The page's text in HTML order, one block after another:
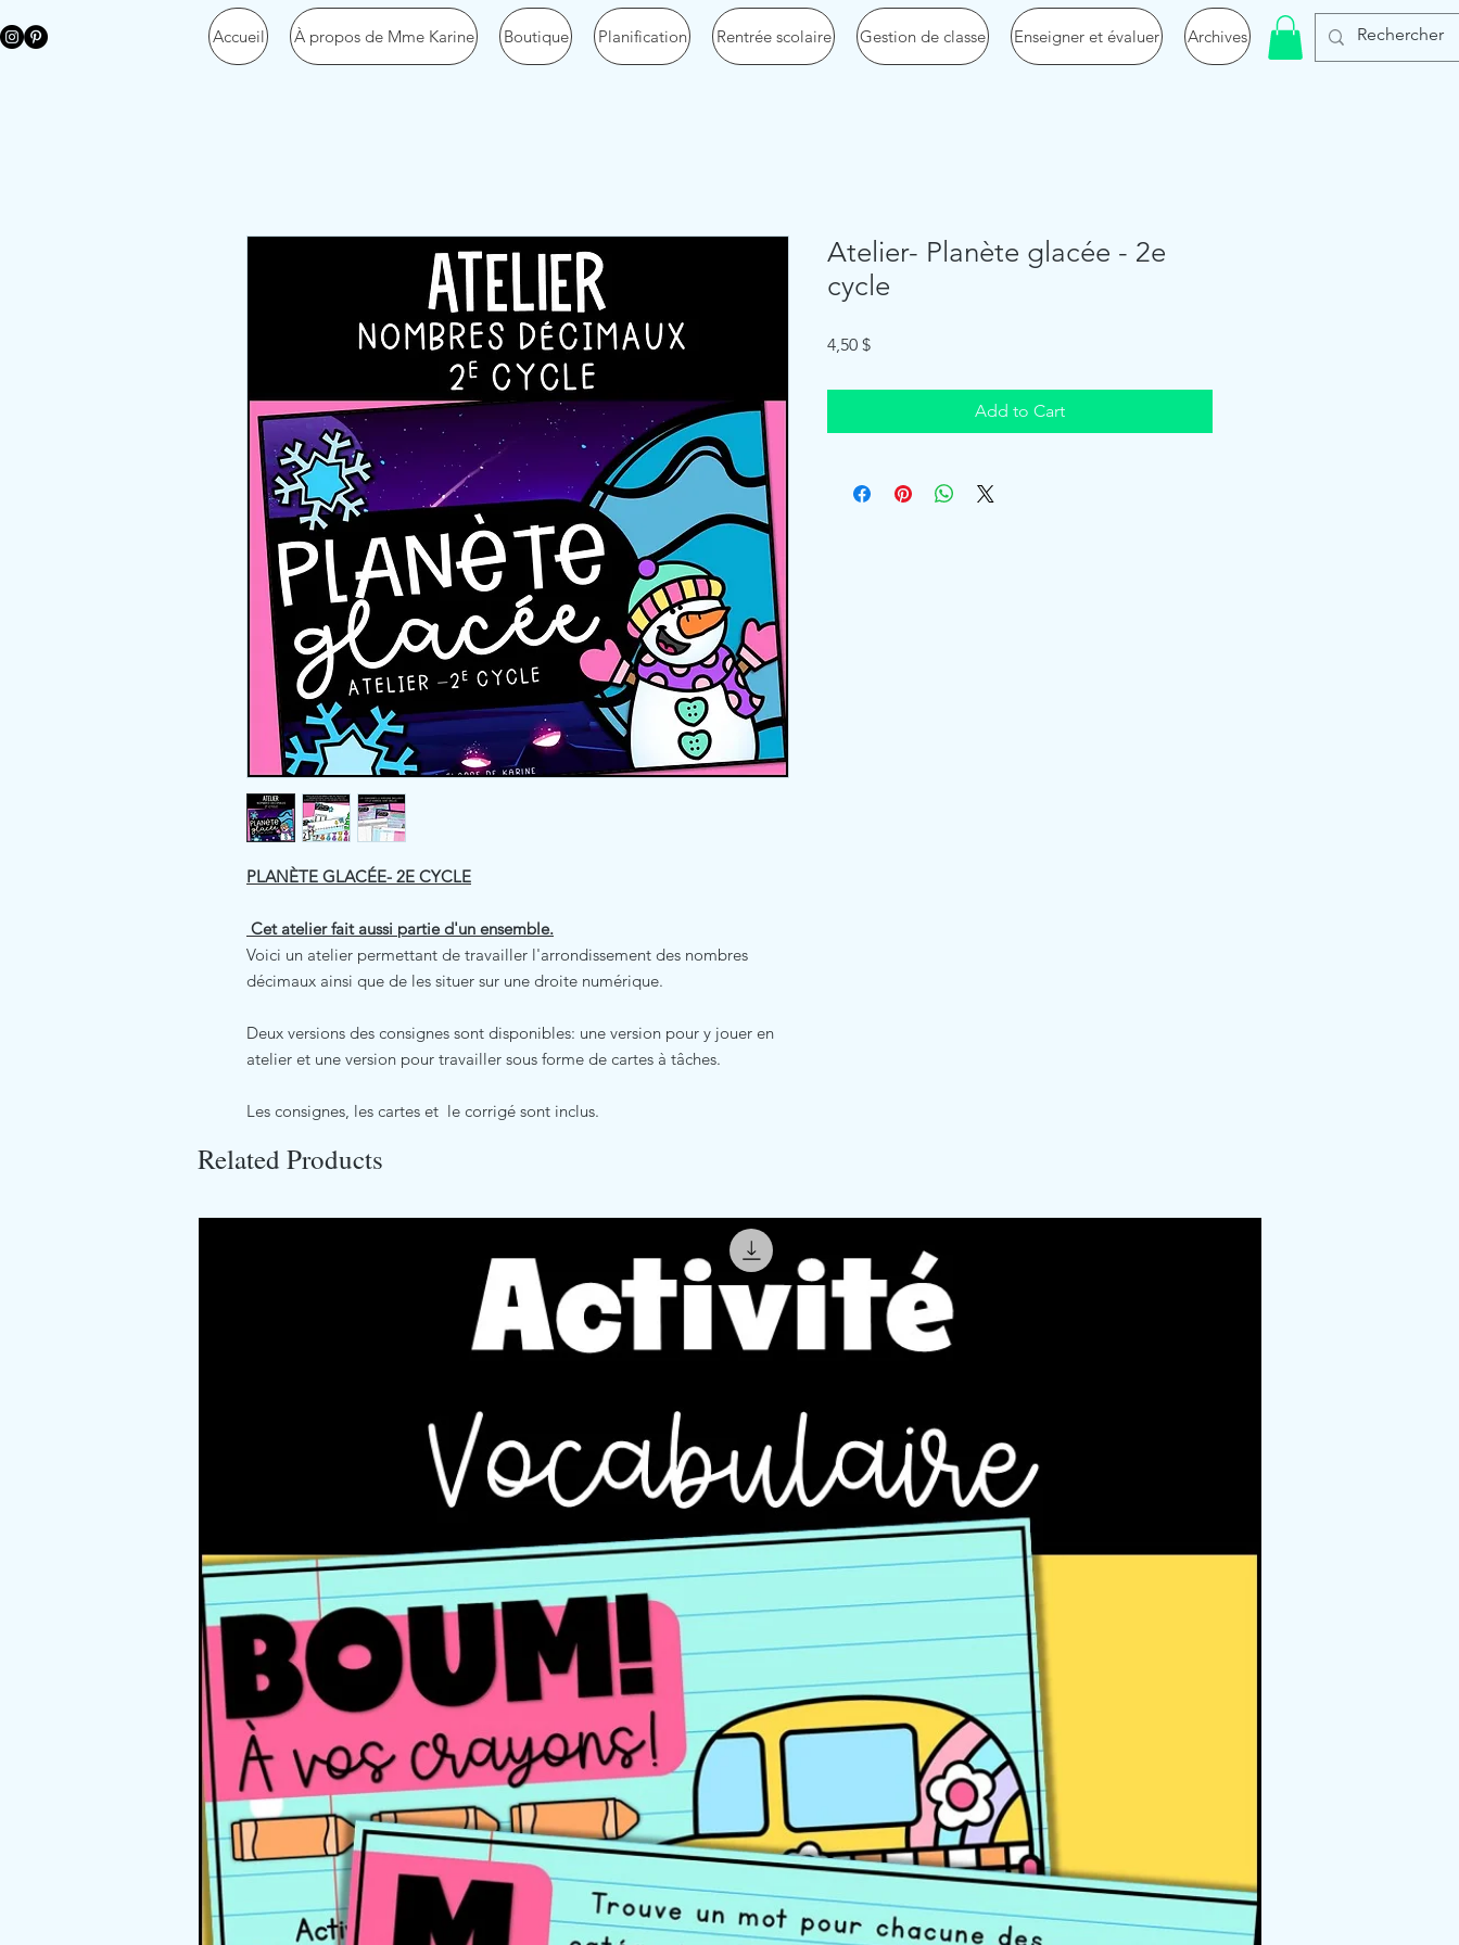
Accueil À propos de Mme Karine Boutique Planification Rentrée scolaire Gestion de classe Enseigner et évaluer Archives
PLANÈTE GLACÉE- 2E CYCLE
Cet atelier fait aussi partie d'un ensemble.
Voici un atelier permettant de travailler l'arrondissement des nombres
décimaux ainsi que de les situer sur une droite numérique.
Deux versions des consignes sont disponibles: une version pour y jouer en
atelier et une version pour travailler sous forme de cartes à tâches.
Les consignes, les cartes et le corrigé sont inclus.
Atelier- Planète glacée - 2e
cycle
4,50 $Price
Add to Cart
Related Products